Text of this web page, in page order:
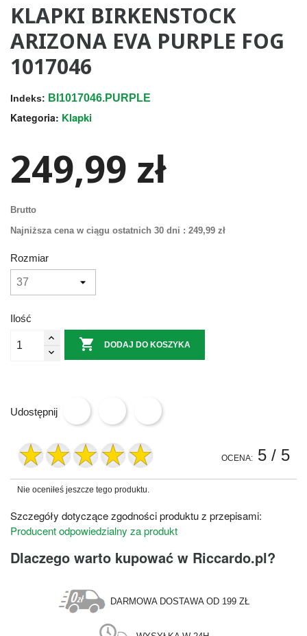
KLAPKI BIRKENSTOCK
ARIZONA EVA PURPLE FOG
1017046
Indeks: BI1017046.PURPLE
Kategoria: Klapki
249,99 zł
Brutto
Najniższa cena w ciągu ostatnich 30 dni : 249,99 zł
Rozmiar
Ilość
 DODAJ DO KOSZYKA
Udostępnij
OCENA: 5 / 5
Nie oceniłeś jeszcze tego produktu.
Szczegóły dotyczące zgodności produktu z przepisami:
Producent odpowiedzialny za produkt
Dlaczego warto kupować w Riccardo.pl?
DARMOWA DOSTAWA OD 199 ZŁ